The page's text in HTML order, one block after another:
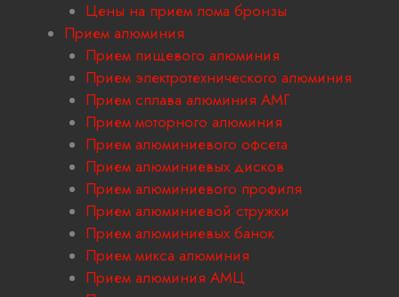
Цены на прием лома бронзы
Прием алюминия
Прием пищевого алюминия
Прием электротехнического алюминия
Прием сплава алюминия АМГ
Прием моторного алюминия
Прием алюминиевого офсета
Прием алюминиевых дисков
Прием алюминиевого профиля
Прием алюминиевой стружки
Прием алюминиевых банок
Прием микса алюминия
Прием алюминия АМЦ